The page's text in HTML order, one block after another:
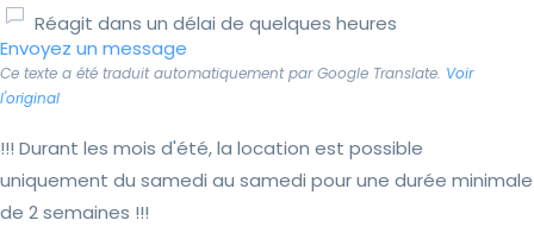
Réagit dans un délai de quelques heures
Envoyez un message
Ce texte a été traduit automatiquement par Google Translate. Voir
l'original
!!! Durant les mois d'été, la location est possible
uniquement du samedi au samedi pour une durée minimale
de 2 semaines !!!